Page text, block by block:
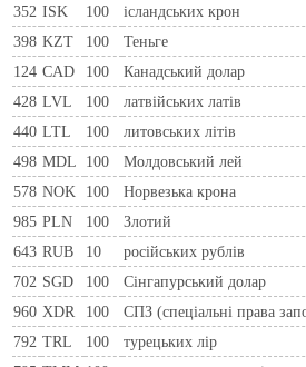
352 ISK 100 ісландських крон
398 KZT 100 Теньге
124 CAD 100 Канадський долар
428 LVL 100 латвійських латів
440 LTL 100 литовських літів
498 MDL 100 Молдовський лей
578 NOK 100 Норвезька крона
985 PLN 100 Злотий
643 RUB 10 російських рублів
702 SGD 100 Сінгапурський долар
960 XDR 100 СПЗ (спеціальні права
792 TRL 100 турецьких лір